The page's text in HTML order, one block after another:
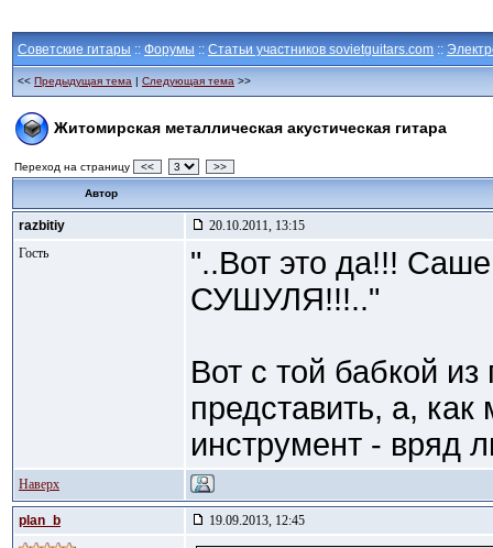
Советские гитары :: Форумы :: Статьи участников sovietguitars.com ::
<< Предыдущая тема | Следующая тема >>
Житомирская металлическая акустическая гитара
Переход на страницу << >>
Автор
razbitiy
20.10.2011, 13:15
Гость
"..Вот это да!!!
СУШУЛЯ!!!.."
Вот с той бабкой из
представить, а,
инструмент - вряд
Наверх
plan_b 19.09.2013, 12:45